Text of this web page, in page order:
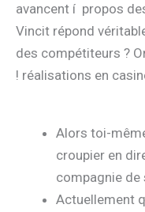
avancent í propos
Vincit répond
des compétiteurs ?
! réalisations en
Alors toi-
croupier en
compagnie de
Actuellement